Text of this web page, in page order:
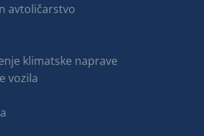
avtoličarstvo
klimatske naprave
vozila